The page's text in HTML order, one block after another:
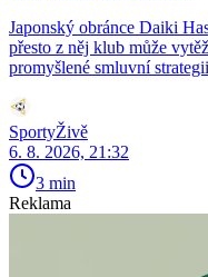
Japonský obránce Daiki
přesto z něj klub může
promyšlené smluvní
SportyŽivě
6. 8. 2026, 21:32
3 min
Reklama